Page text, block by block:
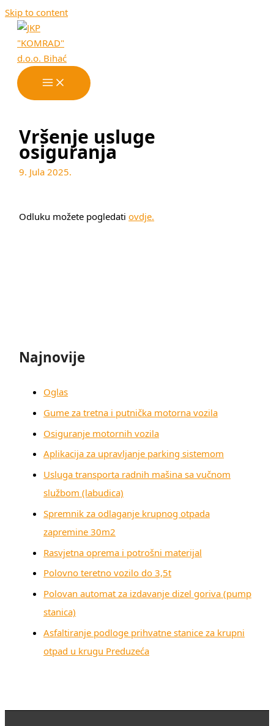
Skip to content
Vršenje usluge
osiguranja
9. Jula 2025.
Odluku možete pogledatiovdje.
Najnovije
Oglas
Gume za tretna i putnička motorna vozila
Osiguranje motornih vozila
Aplikacija za upravljanje parking sistemom
Usluga transporta radnih mašina sa vučnom
službom (labudica)
Spremnik za odlaganje krupnog otpada
zapremine 30m2
Rasvjetna oprema i potrošni materijal
Polovno teretno vozilo do 3,5t
Polovan automat za izdavanje dizel goriva (pump
stanica)
Asfaltiranje podloge prihvatne stanice za krupni
otpad u krugu Preduzeća